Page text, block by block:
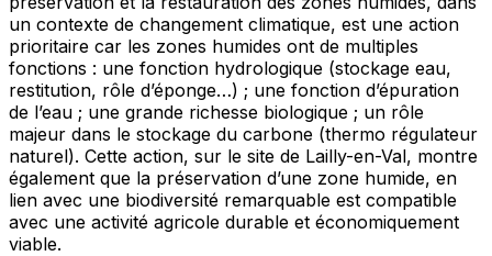
un contexte de changement climatique, est une action
prioritaire car les zones humides ont de multiples
fonctions : une fonction hydrologique (stockage eau,
restitution, rôle d’éponge…) ; une fonction d’épuration
de l’eau ; une grande richesse biologique ; un rôle
majeur dans le stockage du carbone (thermo régulateur
naturel). Cette action, sur le site de Lailly-en-Val, montre
également que la préservation d’une zone humide, en
lien avec une biodiversité remarquable est compatible
avec une activité agricole durable et économiquement
viable.